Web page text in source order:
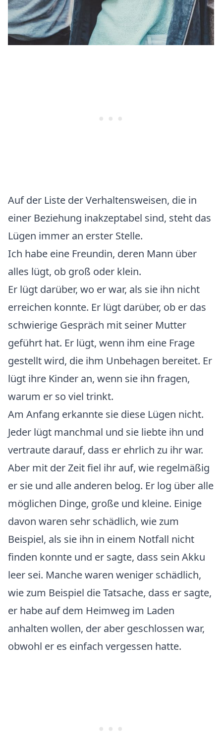
Auf der Liste der Verhaltensweisen, die in
einer Beziehung inakzeptabel sind, steht das
Lügen immer an erster Stelle.
Ich habe eine Freundin, deren Mann über
alles lügt, ob groß oder klein.
Er lügt darüber, wo er war, als sie ihn nicht
erreichen konnte. Er lügt darüber, ob er das
schwierige Gespräch mit seiner Mutter
geführt hat. Er lügt, wenn ihm eine Frage
gestellt wird, die ihm Unbehagen bereitet. Er
lügt ihre Kinder an, wenn sie ihn fragen,
warum er so viel trinkt.
Am Anfang erkannte sie diese Lügen nicht.
Jeder lügt manchmal und sie liebte ihn und
vertraute darauf, dass er ehrlich zu ihr war.
Aber mit der Zeit fiel ihr auf, wie regelmäßig
er sie und alle anderen belog. Er log über alle
möglichen Dinge, große und kleine. Einige
davon waren sehr schädlich, wie zum
Beispiel, als sie ihn in einem Notfall nicht
finden konnte und er sagte, dass sein Akku
leer sei. Manche waren weniger schädlich,
wie zum Beispiel die Tatsache, dass er sagte,
er habe auf dem Heimweg im Laden
anhalten wollen, der aber geschlossen war,
obwohl er es einfach vergessen hatte.